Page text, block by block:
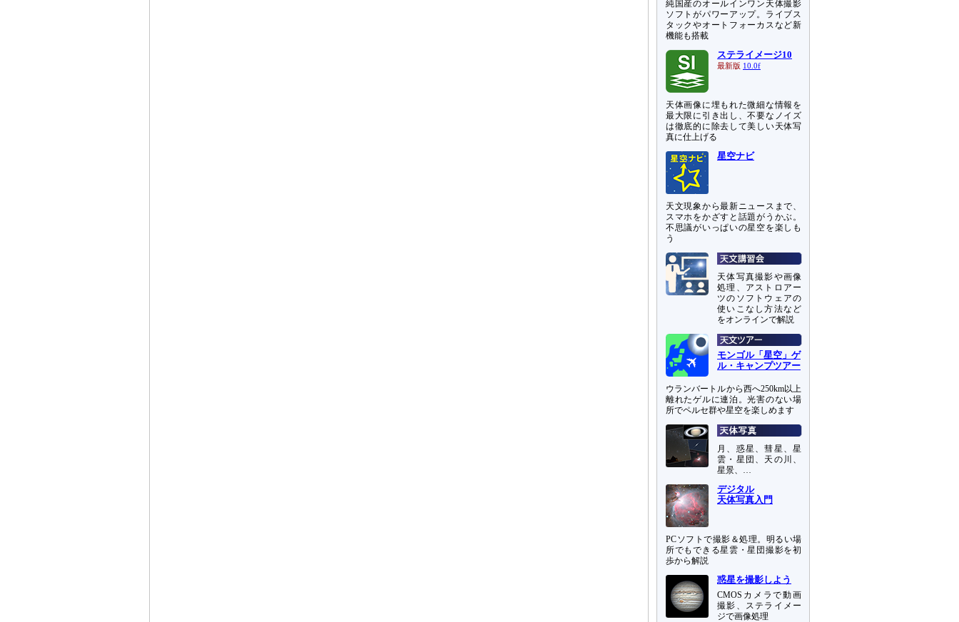
純国産のオールインワン天体撮影
ソフトがパワーアップ。ライブス
タックやオートフォーカスなど新
機能も搭載
ステライメージ10
最新版 10.0f
天体画像に埋もれた微細な情報を
最大限に引き出し、不要なノイズ
は徹底的に除去して美しい天体写
真に仕上げる
星空ナビ
天文現象から最新ニュースまで、
スマホをかざすと話題がうかぶ。
不思議がいっぱいの星空を楽しも
う
天体写真撮影や画像
処理、アストロアー
ツのソフトウェアの
使いこなし方法など
をオンラインで解説
モンゴル「星空」ゲ
ル・キャンプツアー
ウランバートルから西へ250km以上
離れたゲルに連泊。光害のない場
所でペルセ群や星空を楽しめます
月、惑星、彗星、星
雲・星団、天の川、
星景、…
デジタル
天体写真入門
PCソフトで撮影＆処理。明るい場
所でもできる星雲・星団撮影を初
歩から解説
惑星を撮影しよう
CMOSカメラで動画
撮影、ステライメー
ジで画像処理